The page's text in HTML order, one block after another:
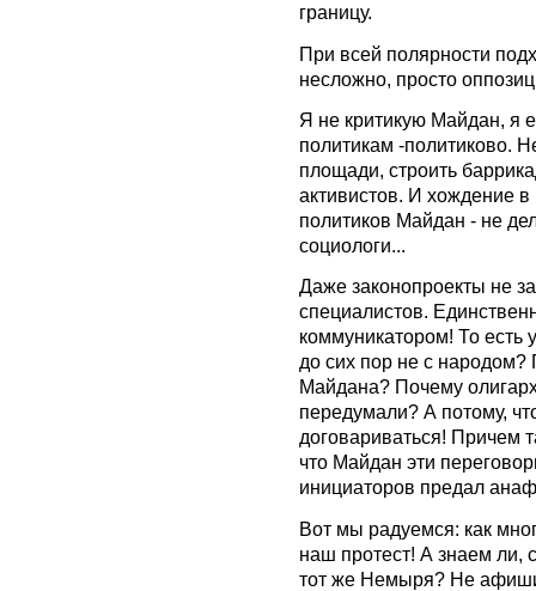
границу.
При всей полярности
несложно, просто
Я не критикую Майдан, я
политикам -политиково.
площади, строить
активистов. И хождение
политиков Майдан - не
социологи...
Даже законопроекты не
специалистов.
коммуникатором! То есть
до сих пор не с народом?
Майдана? Почему
передумали? А потому,
договариваться! Причем
что Майдан эти
инициаторов предал
Вот мы радуемся: как
наш протест! А знаем ли,
тот же Немыря? Не